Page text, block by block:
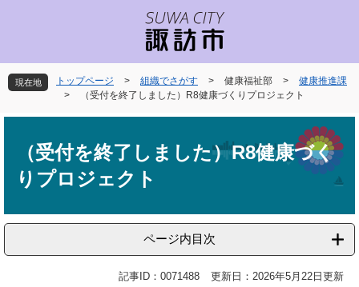
先
頭
を
飛
現在地 トップページ > 組織でさがす > 健康福祉部 >
健康推進課
>
（受付を終了しました）R8健康づくりプロジェクト
（受付を終了しました）R8健康づく
りプロジェクト
ページ内目次
記事ID：0071488 更新日：2026年5月22日更新